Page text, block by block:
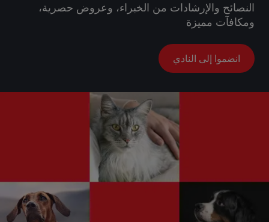
النصائح والإرشادات من الخبراء، وعروض حصرية،
ومكافآت مميزة
انضموا إلى النادي